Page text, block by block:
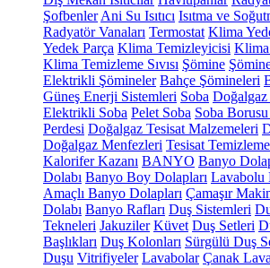
Şofbenler Ani Su Isıtıcı Isıtma ve
Radyatör Vanaları Termostat Klima
Yedek Parça Klima Temizleyicisi Klima
Klima Temizleme Sıvısı Şömine
Elektrikli Şömineler Bahçe Şömineleri
Güneş Enerji Sistemleri Soba Doğalgaz
Elektrikli Soba Pelet Soba Soba
Perdesi Doğalgaz Tesisat Malzemeleri
Doğalgaz Menfezleri Tesisat Temizleme
Kalorifer Kazanı BANYO Banyo
Dolabı Banyo Boy Dolapları Lavabolu
Amaçlı Banyo Dolapları Çamaşır
Dolabı Banyo Rafları Duş Sistemleri
Tekneleri Jakuziler Küvet Duş Setleri
Başlıkları Duş Kolonları Sürgülü Duş
Duşu Vitrifiyeler Lavabolar Çanak